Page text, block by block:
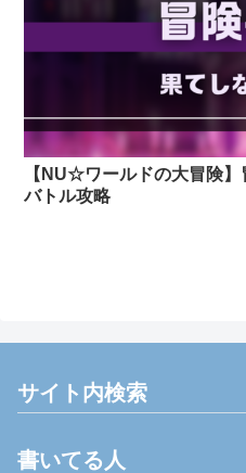
【NU☆ワールドの大冒険】
バトル攻略
サイト内検索
書いてる人